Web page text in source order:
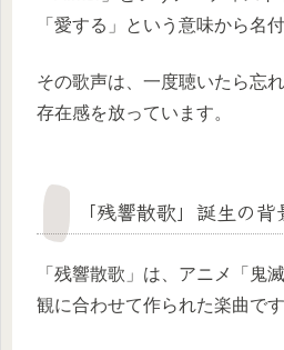
「愛する」という意味から名
その歌声は、一度聴いたら忘
存在感を放っています。
「残響散歌」誕生の背
「残響散歌」は、アニメ「鬼
観に合わせて作られた楽曲です